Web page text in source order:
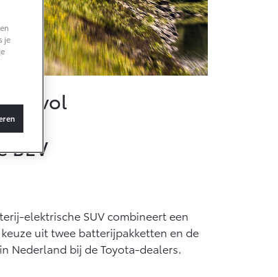
€ 36.495,-
stijlvol
BEV
elektrische SUV combineert een
uit twee batterijpakketten en de
Nederland bij de Toyota-dealers.
je